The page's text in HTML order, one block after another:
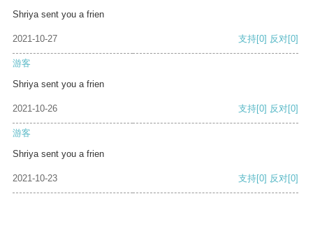
Shriya sent you a frien
2021-10-27 支持[0] 反对[0]
游客
Shriya sent you a frien
2021-10-26 支持[0] 反对[0]
游客
Shriya sent you a frien
2021-10-23 支持[0] 反对[0]